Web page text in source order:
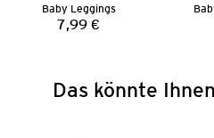
Baby Leggings
Preis:
7,99 €
Das könnte